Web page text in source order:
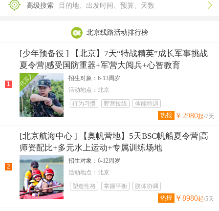
高级搜索 目的地、出发时间、预算、天数 
北京线路活动排行榜
1
[少年预备役 ] 【北京】7天“特战精英”成长军事挑战
夏令营|感受国防重器+军营大阅兵+心智教育
代言人
招生对象：6-13周岁
活动地点：北京
行为习惯
野营拉练
体能特训
热报
￥2980起/7天
2
[北京航海中心 ] 【奥帆营地】5天BSC帆船夏令营|高
师资配比+多元水上运动+专属训练场地
招生对象：6-12周岁
活动地点：北京
塑造性格
掌握平衡
肢体协调
热报
￥8980起/5天